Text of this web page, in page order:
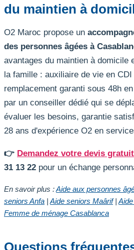
du maintien à
O2 Maroc propose un
des personnes âgées à
avantages du maintien à domicile
la famille : auxiliaire de vie en
remplacement garanti sous 48h
par un conseiller dédié qui se
évaluer les besoins, garantie
28 ans d'expérience O2 en
👉 Demandez votre devis gratuit
31 13 22 pour un échange
En savoir plus :Aide aux personnes
seniors Anfa | Aide seniors Maârif|
Femme de ménage Casablanca
Questions